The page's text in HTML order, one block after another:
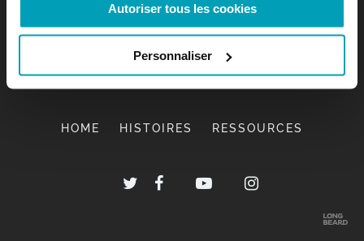
Autoriser tous les cookies
Personnaliser
HOME HISTOIRES RESSOURCES